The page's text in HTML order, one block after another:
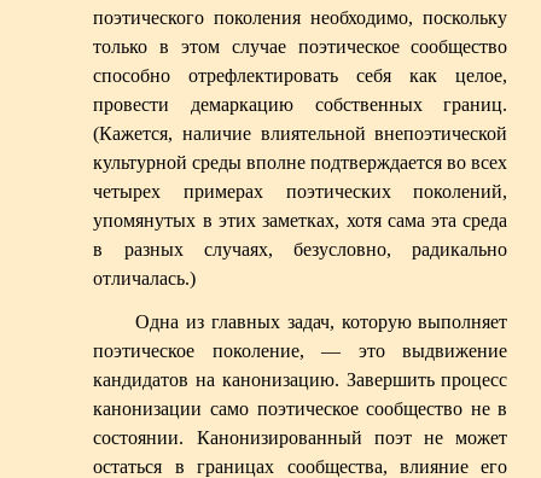
поэтического поколения необходимо, поскольку
только в этом случае поэтическое сообщество
способно отрефлектировать себя как целое,
провести демаркацию собственных границ.
(Кажется, наличие влиятельной внепоэтической
культурной среды вполне подтверждается во всех
четырех примерах поэтических поколений,
упомянутых в этих заметках, хотя сама эта среда
в разных случаях, безусловно, радикально
отличалась.)
Одна из главных задач, которую выполняет
поэтическое поколение, — это выдвижение
кандидатов на канонизацию. Завершить процесс
канонизации само поэтическое сообщество не в
состоянии. Канонизированный поэт не может
остаться в границах сообщества, влияние его